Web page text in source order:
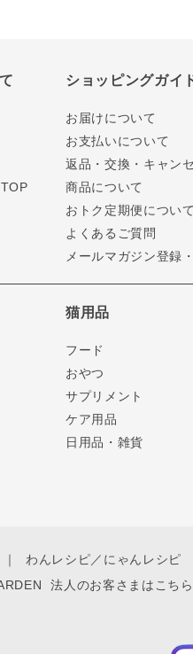
ショッピングガイ
お届けについて
お支払いについて
返品・交換・キャン
商品について
おトク定期便について
よくあるご質問
メールマガジン登録
猫用品
フード
おやつ
サプリメント
ケア用品
日用品・雑貨
わんレシピ／にゃんレシピ
法人のお客さまはこちら